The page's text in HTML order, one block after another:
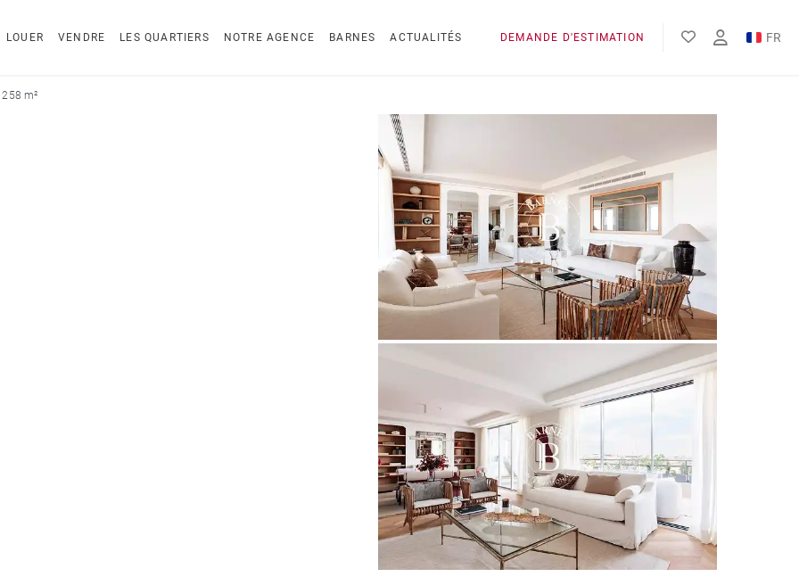
LOUER VENDRE LES QUARTIERS NOTRE AGENCE BARNES ACTUALITÉS DEMANDE D'ESTIMATION FR
EN
m²